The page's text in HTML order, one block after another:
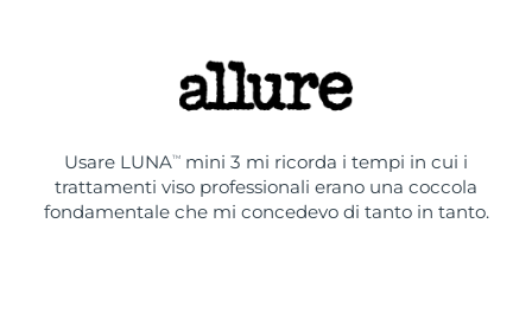
Usare LUNATM
mini 3 mi ricorda i tempi in cui i
trattamenti viso professionali erano una coccola
fondamentale che mi concedevo di tanto in tanto.